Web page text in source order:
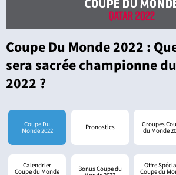
Coupe Du Monde 2022 :
sera sacrée championne
2022 ?
Coupe Du
Monde 2022 Pronostics Groupes
du Monde
Calendrier
Coupe du Monde Bonus Coupe du Offre
Coupe du